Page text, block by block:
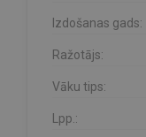
Izdošanas gads:
Ražotājs:
Vāku tips:
Lpp.: